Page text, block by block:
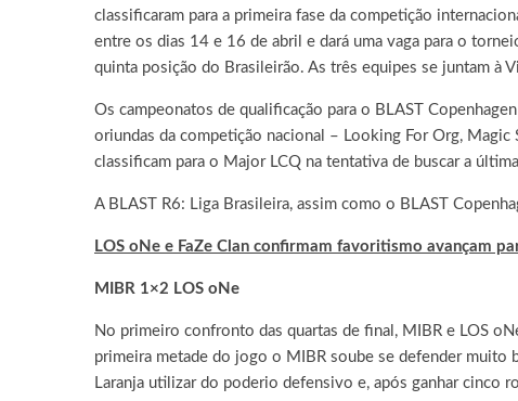
classificaram para a primeira fase da competição
entre os dias 14 e 16 de abril e dará uma vaga para o
quinta posição do Brasileirão. As três equipes se juntam à
Os campeonatos de qualificação para o BLAST
oriundas da competição nacional – Looking For Org,
classificam para o Major LCQ na tentativa de buscar a
A BLAST R6: Liga Brasileira, assim como o BLAST
LOS oNe e FaZe Clan confirmam favoritismo avançam
MIBR 1×2 LOS oNe
No primeiro confronto das quartas de final, MIBR e LOS
primeira metade do jogo o MIBR soube se defender muito
Laranja utilizar do poderio defensivo e, após ganhar cinco